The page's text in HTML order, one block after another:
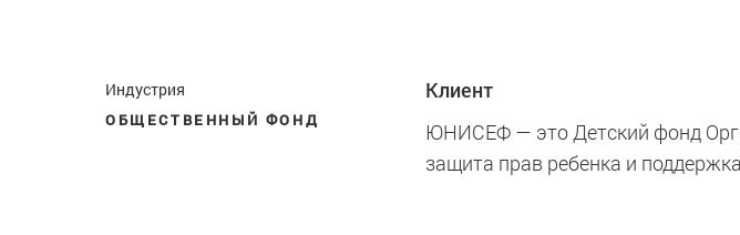
Индустрия
ОБЩЕСТВЕННЫЙ ФОНД
Клиент
ЮНИСЕФ — это Детский фонд
защита прав ребенка и